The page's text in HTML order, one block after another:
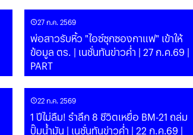
27 ก.ค. 2569
พ่อสาวรับหิ้ว "ไอซ์ซุกซองกาแฟ" เข้าให้
ข้อมูล ตร. | เนชั่นทันข่าวค่ำ | 27 ก.ค.69 |
PART
22 ก.ค. 2569
1 ปีไม่ลืม! รำลึก 8 ชีวิตเหยื่อ BM-21 ถล่ม
ปั๊มน้ำมัน | เนชั่นทันข่าวค่ำ | 22 ก.ค.69 |